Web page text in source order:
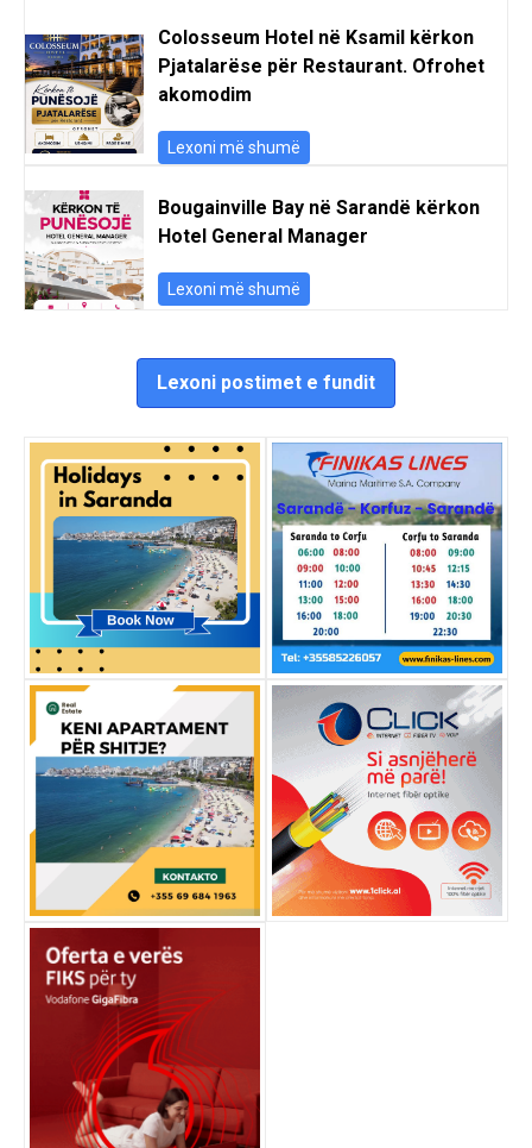
Colosseum Hotel në Ksamil kërkon
Pjatalarëse për Restaurant. Ofrohet
akomodim
Lexoni më shumë
Bougainville Bay në Sarandë kërkon
Hotel General Manager
Lexoni më shumë
Lexoni postimet e fundit